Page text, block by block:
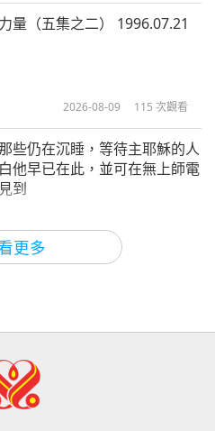
2026-06-21
2026-06-20 2507 次觀看
更多
量（五集之二） 1996.07.21
2026-08-09 115 次觀看
些仍在沉睡，等待主耶穌的人
他早已在此，並可在無上師電
到
2026-08-08
各地純素趨勢新聞，二○二六年